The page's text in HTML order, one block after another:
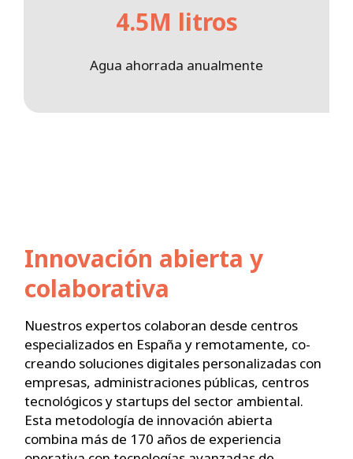
4.5M litros
Agua ahorrada anualmente
Innovación abierta y
colaborativa
Nuestros expertos colaboran desde centros
especializados en España y remotamente, co-
creando soluciones digitales personalizadas con
empresas, administraciones públicas, centros
tecnológicos y startups del sector ambiental.
Esta metodología de innovación abierta
combina más de 170 años de experiencia